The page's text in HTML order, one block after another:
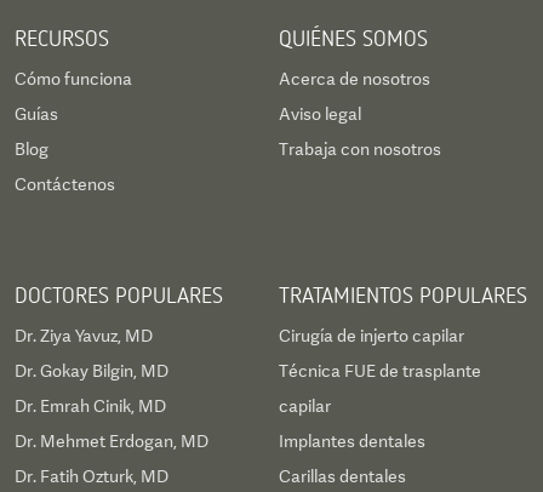
RECURSOS
Cómo funciona
Guías
Blog
Contáctenos
QUIÉNES SOMOS
Acerca de nosotros
Aviso legal
Trabaja con nosotros
DOCTORES POPULARES
Dr. Ziya Yavuz, MD
Dr. Gokay Bilgin, MD
Dr. Emrah Cinik, MD
Dr. Mehmet Erdogan, MD
Dr. Fatih Ozturk, MD
TRATAMIENTOS POPULARES
Cirugía de injerto capilar
Técnica FUE de trasplante
capilar
Implantes dentales
Carillas dentales